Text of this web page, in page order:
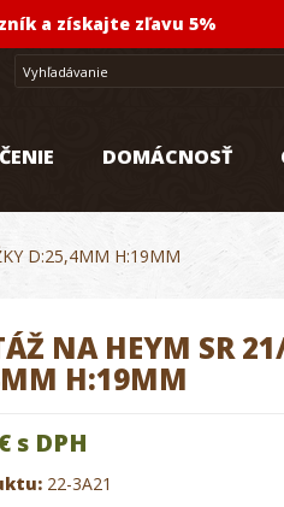
a získajte zľavu 5%
DOMÁCNOSŤ
D:25,4MM H:19MM
NA HEYM SR
H:19MM
s DPH
22-3A21